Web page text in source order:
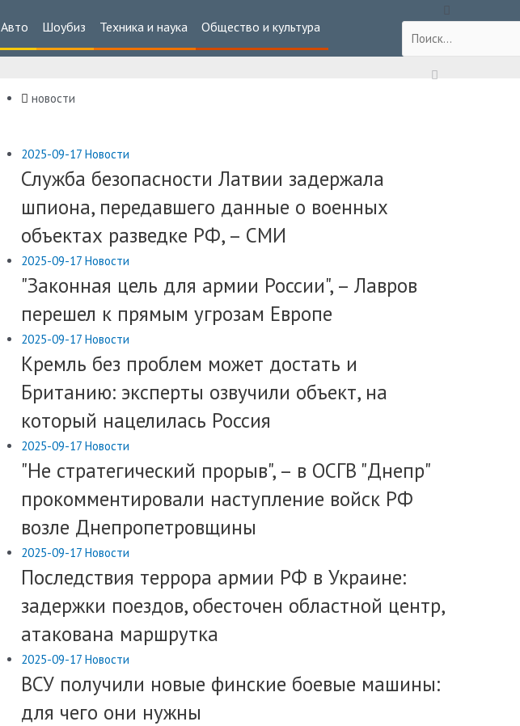
Авто Шоубиз Техника и наука Общество и культура
новости
2025-09-17 Новости
Служба безопасности Латвии задержала
шпиона, передавшего данные о военных
объектах разведке РФ, – СМИ
2025-09-17 Новости
"Законная цель для армии России", – Лавров
перешел к прямым угрозам Европе
2025-09-17 Новости
​Кремль без проблем может достать и
Британию: эксперты озвучили объект, на
который нацелилась Россия
2025-09-17 Новости
"Не стратегический прорыв", – в ОСГВ "Днепр"
прокомментировали наступление войск РФ
возле Днепропетровщины
2025-09-17 Новости
Последствия террора армии РФ в Украине:
задержки поездов, обесточен областной центр,
атакована маршрутка
2025-09-17 Новости
ВСУ получили новые финские боевые машины:
для чего они нужны